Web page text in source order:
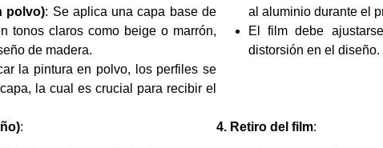
polvo): Se aplica una capa base de
tonos claros como beige o marrón,
de madera.
la pintura en polvo, los perfiles se
la cual es crucial para recibir el
al aluminio durante el
El film debe
distorsión en el diseño.
: 4. Retiro del film: